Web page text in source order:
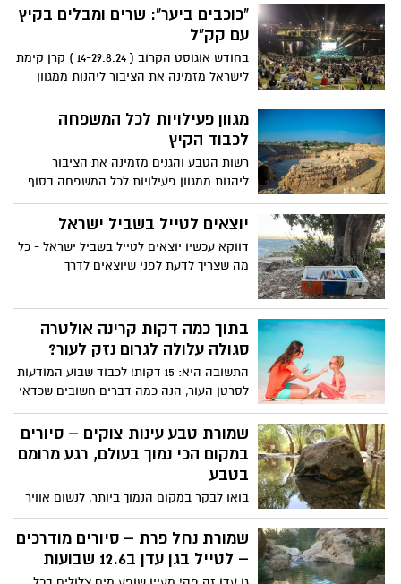
"כוכבים ביער": שרים ומבלים בקיץ
עם קק"ל
בחודש אוגוסט הקרוב ( 14-29.8.24 ) קרן קימת
לישראל מזמינה את הציבור ליהנות ממגוון
הופעות עם האומנים המובילים בישראל
ואירועים נוספים לכל המשפחה. מדובר
בהופעות ובאירועים לקהל הרחב במחיר
סמלי, שייערכו בשלל היערות והפארקים של
קק"ל ברחבי הארץ.
מגוון פעילויות לכל המשפחה
לכבוד הקיץ
רשות הטבע והגנים מזמינה את הציבור
ליהנות ממגוון פעילויות לכל המשפחה בסוף
השבוע
יוצאים לטייל בשביל ישראל
דווקא עכשיו יוצאים לטייל בשביל ישראל - כל
מה שצריך לדעת לפני שיוצאים לדרך
בתוך כמה דקות קרינה אולטרה
סגולה עלולה לגרום נזק לעור?
התשובה היא: 15 דקות! לכבוד שבוע המודעות
לסרטן העור, הנה כמה דברים חשובים שכדאי
לדבר עליהם
שמורת טבע עינות צוקים – סיורים
במקום הכי נמוך בעולם, רגע מרומם
בטבע
בואו לבקר במקום הנמוך ביותר, לנשום אוויר
צח ולהכיר את נפלאות החי והצומח הייחודיים
לנווה המדבר הנמוך בעולם! מובן שיש כאן גם
בריכות שכשוך ומקום מושלם לפיקניק!
שמורת נחל פרת – סיורים מודרכים
– לטייל בגן עדן ב12.6 שבועות